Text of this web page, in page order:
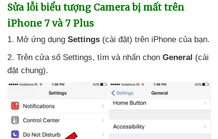
Sửa lỗi biểu tượng Camera bị mất trên
iPhone 7 và 7 Plus
1. Mở ứng dụng Settings (cài đặt) trên iPhone của bạn.
2. Trên cửa sổ Settings, tìm và nhấn chọn General (cài
đặt chung).